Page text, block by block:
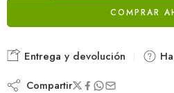
COMPRAR
Entrega y devolución
Compartir